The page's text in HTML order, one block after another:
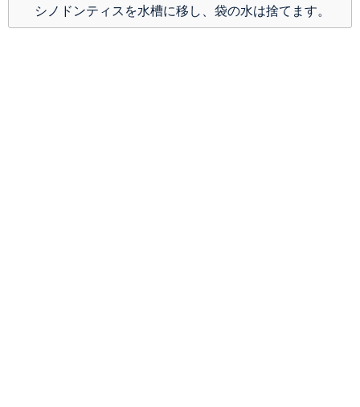
シノドンティスを水槽に移し、袋の水は捨てます。